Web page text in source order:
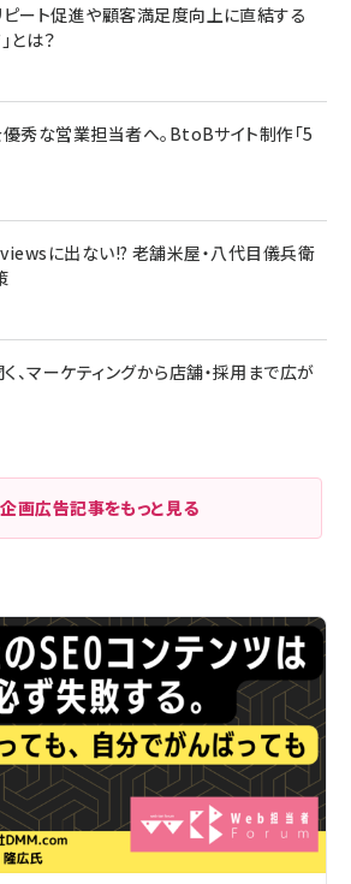
ピート促進や顧客満足度向上に直結する
とは？
秀な営業担当者へ。BtoBサイト制作「5
に出ない!? 老舗米屋・八代目儀兵衛
、マーケティングから店舗・採用まで広が
企画広告記事をもっと見る